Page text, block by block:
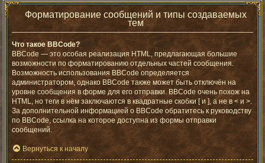
Форматирование сообщений и типы создаваемых
тем
Что такое BBCode?
BBCode — это особая реализация HTML, предлагающая большие
возможности по форматированию отдельных частей сообщения.
Возможность использования BBCode определяется
администратором, однако BBCode также может быть отключён на
уровне сообщения в форме для его отправки. BBCode очень похож на
HTML, но теги в нём заключаются в квадратные скобки [ и ], а не в < и >.
За дополнительной информацией о BBCode обратитесь к руководству
по BBCode, ссылка на которое доступна из формы отправки
сообщений.
Вернуться к началу